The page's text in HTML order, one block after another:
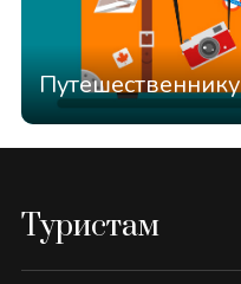
Путешественнику
Туристам